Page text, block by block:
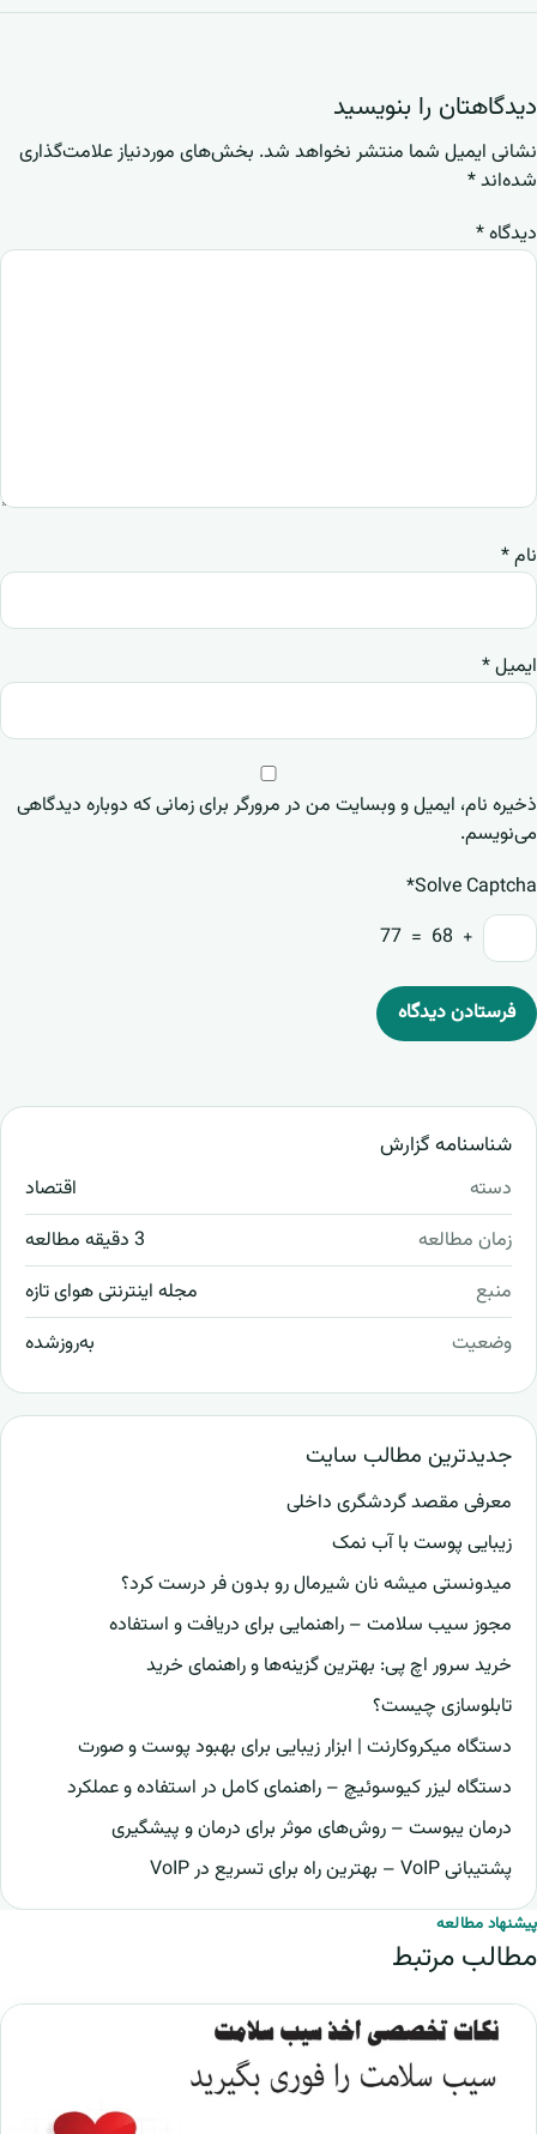
دیدگاهتان را بنویسید
نشانی ایمیل شما منتشر نخواهد شد. بخش‌های موردنیاز علامت‌گذاری
شده‌اند*
دیدگاه*
نام*
ایمیل*
ذخیره نام، ایمیل و وبسایت من در مرورگر برای زمانی که دوباره دیدگاهی
می‌نویسم.
Solve Captcha*
+ 68 = 77
شناسنامه گزارش
دسته
اقتصاد
زمان مطالعه
3 دقیقه مطالعه
منبع
مجله اینترنتی هوای تازه
وضعیت
به‌روزشده
جدیدترین مطالب سایت
معرفی مقصد گردشگری داخلی
زیبایی پوست با آب نمک
میدونستی میشه نان شیرمال رو بدون فر درست کرد؟
مجوز سیب سلامت – راهنمایی برای دریافت و استفاده
خرید سرور اچ پی: بهترین گزینه‌ها و راهنمای خرید
تابلوسازی چیست؟
دستگاه میکروکارنت | ابزار زیبایی برای بهبود پوست و صورت
دستگاه لیزر کیوسوئیچ – راهنمای کامل در استفاده و عملکرد
درمان یبوست – روش‌های موثر برای درمان و پیشگیری
پشتیبانی VoIP – بهترین راه برای تسریع در VoIP
پیشنهاد مطالعه
مطالب مرتبط